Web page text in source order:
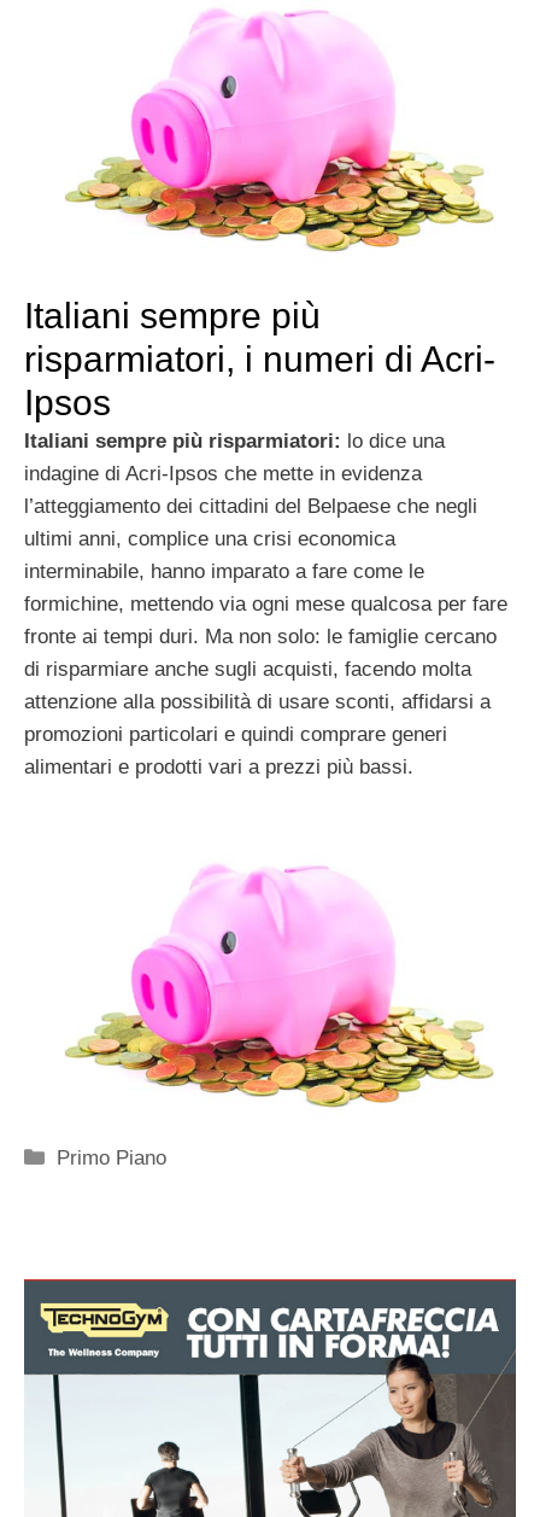
Italiani sempre più
risparmiatori, i numeri di Acri-
Ipsos
Italiani sempre più risparmiatori: lo dice una
indagine di Acri-Ipsos che mette in evidenza
l’atteggiamento dei cittadini del Belpaese che negli
ultimi anni, complice una crisi economica
interminabile, hanno imparato a fare come le
formichine, mettendo via ogni mese qualcosa per fare
fronte ai tempi duri. Ma non solo: le famiglie cercano
di risparmiare anche sugli acquisti, facendo molta
attenzione alla possibilità di usare sconti, affidarsi a
promozioni particolari e quindi comprare generi
alimentari e prodotti vari a prezzi più bassi.
Categorie
Primo Piano